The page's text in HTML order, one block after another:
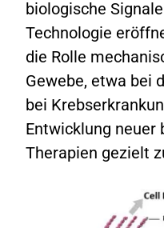
biologische
Technologie
die Rolle
Gewebe, etwa bei
bei
Entwicklung
Therapien gezielt